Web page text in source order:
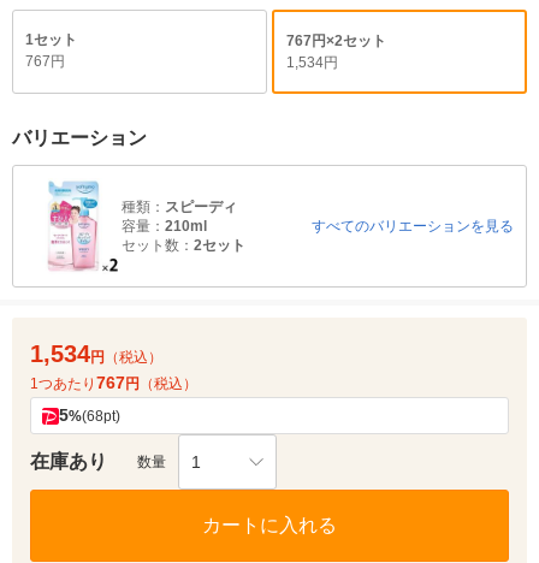
1セット
767円
767円×2セット
1,534円
バリエーション
種類： スピーディ
容量： 210ml
セット数： 2セット
すべてのバリエーションを見る
1,534円
（税込）
1つあたり 767円 （税込）
5%(68pt)
在庫あり 数量 1
カートに入れる